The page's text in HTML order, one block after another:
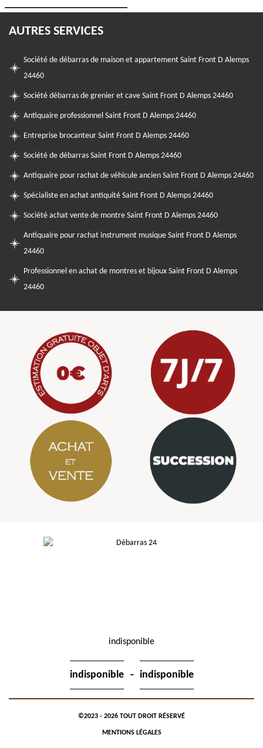
AUTRES SERVICES
Société de débarras de maison et appartement Saint Front D Alemps
24460
Société débarras de grenier et cave Saint Front D Alemps 24460
Antiquaire professionnel Saint Front D Alemps 24460
Entreprise brocanteur Saint Front D Alemps 24460
Société de débarras Saint Front D Alemps 24460
Antiquaire pour rachat de véhicule ancien Saint Front D Alemps 24460
Spécialiste en achat antiquité Saint Front D Alemps 24460
Société achat vente de montre Saint Front D Alemps 24460
Antiquaire pour rachat instrument musique Saint Front D Alemps
24460
Professionnel en achat de montres et bijoux Saint Front D Alemps
24460
indisponible
indisponible - indisponible
©2023 - 2026 TOUT DROIT RÉSERVÉ
MENTIONS LÉGALES